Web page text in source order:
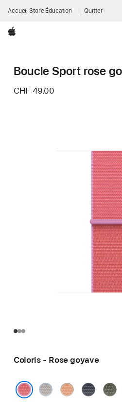
Accueil Store Éducation Quitter
Apple
Boucle Sport rose
CHF 49.00
Coloris - Rose goyave
Bleu
MelonBleu
Forêt